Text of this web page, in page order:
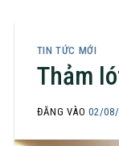
TIN TỨC MỚI
Thảm
ĐĂNG VÀO02/08/